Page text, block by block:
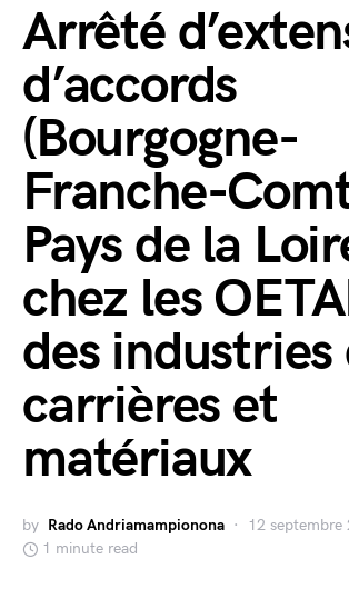
Arrêté
d’accords
(Bourgogne-
Franche-
Pays de la
chez les
des industries
carrières et
matériaux
by Rado Andriamampionona
12 septembre
1 minute read